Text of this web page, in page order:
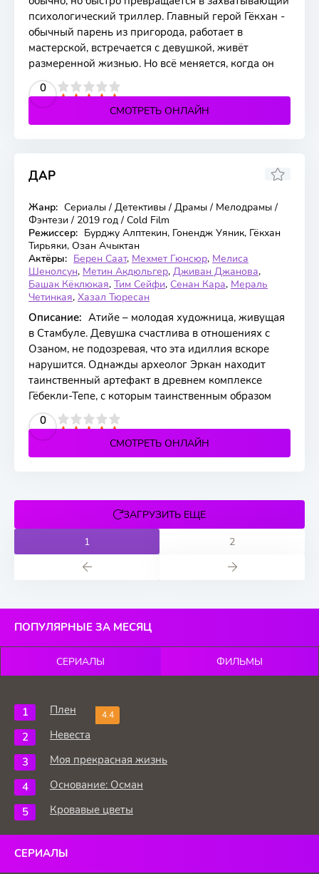
психологический триллер. Главный герой Гёкхан -
обычный парень из пригорода, работает в
мастерской, встречается с девушкой, живёт
размеренной жизнью. Но всё меняется, когда он
0
4 5
СМОТРЕТЬ ОНЛАЙН
ДАР
24 серия
Жанр: Сериалы / Детективы / Драмы / Мелодрамы /
Фэнтези / 2019 год / Cold Film
Режиссер: Бурджу Алптекин, Гонендж Уяник, Гёкхан
Тирьяки, Озан Ачыктан
Актёры: Берен Саат, Мехмет Гюнсюр, Мелиса
Шенолсун, Метин Акдюльгер, Дживан Джанова,
Башак Кёклюкая, Тим Сейфи, Сенан Кара, Мераль
Четинкая, Хазал Тюресан
Описание: Атийе – молодая художница, живущая
в Стамбуле. Девушка счастлива в отношениях с
Озаном, не подозревая, что эта идиллия вскоре
нарушится. Однажды археолог Эркан находит
таинственный артефакт в древнем комплексе
Гёбекли-Тепе, с которым таинственным образом
0
4 5
СМОТРЕТЬ ОНЛАЙН
ЗАГРУЗИТЬ ЕЩЕ
1
2
ПОПУЛЯРНЫЕ ЗА МЕСЯЦ
СЕРИАЛЫ ФИЛЬМЫ
4.4
Плен
Невеста
Моя прекрасная жизнь
Основание: Осман
Кровавые цветы
СЕРИАЛЫ